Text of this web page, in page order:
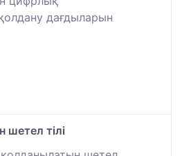
дағдыларын
шетел тілі